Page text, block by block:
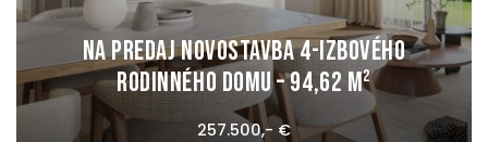
Na predaj novostavba 4-izbového
rodinného domu – 94,62 m²
257.500,- €